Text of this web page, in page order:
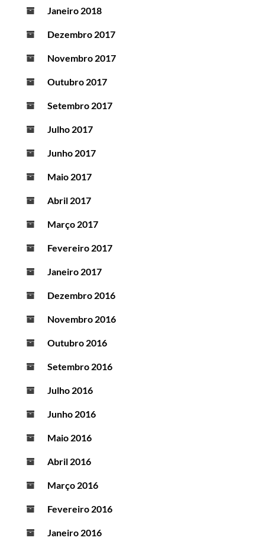
Janeiro 2018
Dezembro 2017
Novembro 2017
Outubro 2017
Setembro 2017
Julho 2017
Junho 2017
Maio 2017
Abril 2017
Março 2017
Fevereiro 2017
Janeiro 2017
Dezembro 2016
Novembro 2016
Outubro 2016
Setembro 2016
Julho 2016
Junho 2016
Maio 2016
Abril 2016
Março 2016
Fevereiro 2016
Janeiro 2016